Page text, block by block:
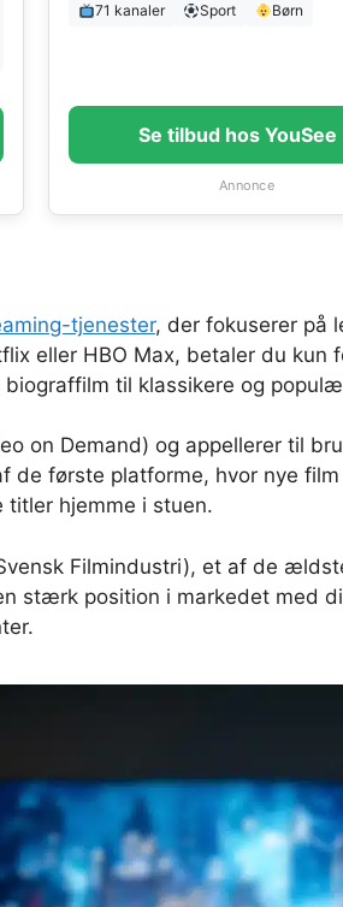
71 kanaler Sport Børn
Se tilbud hos YouSee
Annonce
tjenester, der fokuserer på
eller HBO Max, betaler du
til klassikere og
on Demand) og appellerer til
de første platforme, hvor nye
titler hjemme i stuen.
Filmindustri), et af de
stærk position i markedet med